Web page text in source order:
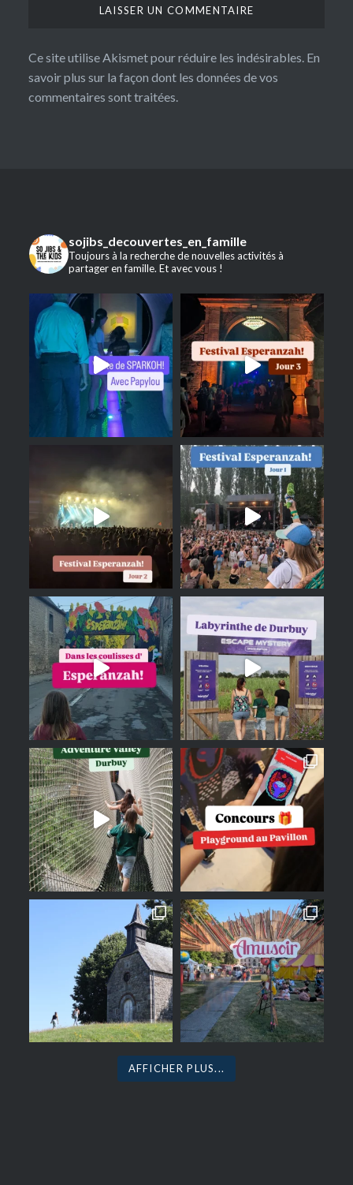
Ce site utilise Akismet pour réduire les indésirables. En
savoir plus sur la façon dont les données de vos
commentaires sont traitées
sojibs_decouvertes_en_famille
Toujours à la recherche de nouvelles activités à
partager en famille. Et avec vous !
AFFICHER PLUS...